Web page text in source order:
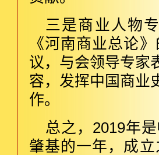
三是商业人物
《河南商业总论
议，与会领导专家
容，发挥中国商业
作。
总之，2019年
肇基的一年，成